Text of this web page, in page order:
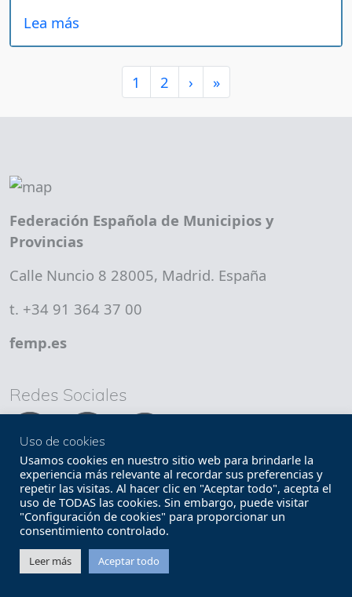
Lea más
Page
1 Page
2 › »
Federación Española de Municipios y
Provincias
Calle Nuncio 8 28005, Madrid. España
t. +34 91 364 37 00
femp.es
Redes Sociales
Copyright FEMP
Accesibilidad
Términos legales
Términos y condiciones de uso
Uso de cookies
Usamos cookies en nuestro sitio web para brindarle la
experiencia más relevante al recordar sus preferencias y
repetir las visitas. Al hacer clic en "Aceptar todo", acepta el
uso de TODAS las cookies. Sin embargo, puede visitar
"Configuración de cookies" para proporcionar un
consentimiento controlado.
Leer más Aceptar todo